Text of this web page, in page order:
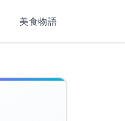
美食物語